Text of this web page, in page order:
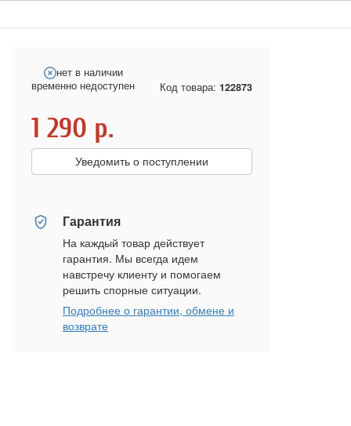
нет в наличии
временно недоступен
Код товара: 122873
1 290 р.
Уведомить о поступлении
Гарантия
На каждый товар действует
гарантия. Мы всегда идем
навстречу клиенту и помогаем
решить спорные ситуации.
Подробнее о гарантии, обмене и
возврате